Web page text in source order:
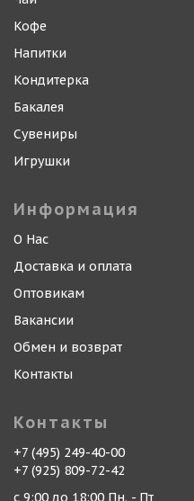
Кофе
Напитки
Кондитерка
Бакалея
Сувениры
Игрушки
Информация
О Нас
Доставка и оплата
Оптовикам
Вакансии
Обмен и возврат
Контакты
Контакты
+7 (495) 249-40-00
+7 (925) 809-72-42
с 9:00 до 18:00 Пн. - Пт